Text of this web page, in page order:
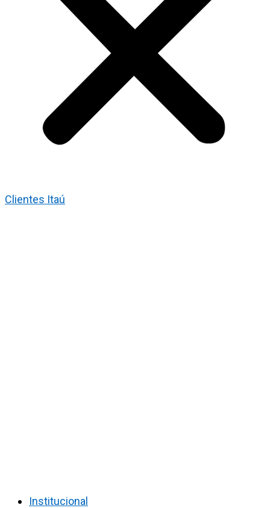
Clientes Itaú
Institucional